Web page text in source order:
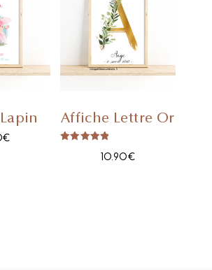
€
Affiche Lettre Or
10.90€